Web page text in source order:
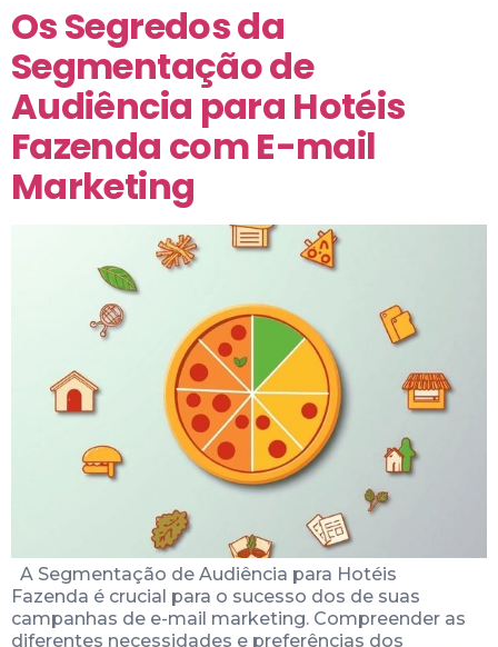
Os Segredos da
Segmentação de
Audiência para Hotéis
Fazenda com E-mail
Marketing
A Segmentação de Audiência para Hotéis
Fazenda é crucial para o sucesso dos de suas
campanhas de e-mail marketing. Compreender as
diferentes necessidades e preferências dos